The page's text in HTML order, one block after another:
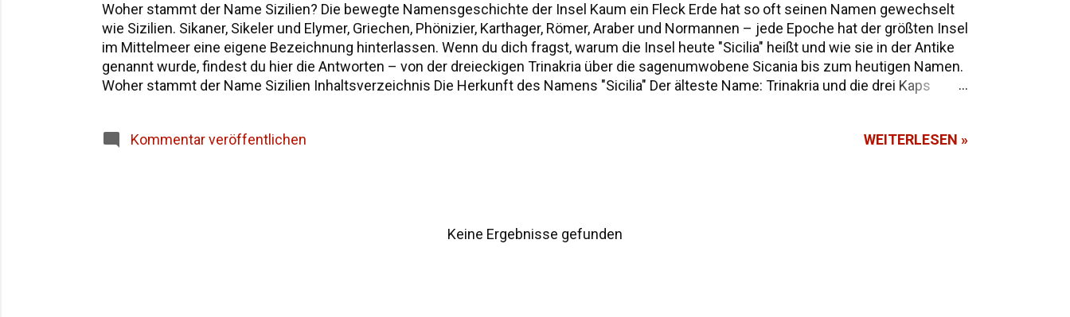
Woher stammt der Name Sizilien? Die bewegte Namensgeschichte der Insel Kaum ein Fleck Erde hat so oft seinen Namen gewechselt
wie Sizilien. Sikaner, Sikeler und Elymer, Griechen, Phönizier, Karthager, Römer, Araber und Normannen – jede Epoche hat der größten Insel
im Mittelmeer eine eigene Bezeichnung hinterlassen. Wenn du dich fragst, warum die Insel heute "Sicilia" heißt und wie sie in der Antike
genannt wurde, findest du hier die Antworten – von der dreieckigen Trinakria über die sagenumwobene Sicania bis zum heutigen Namen.
Woher stammt der Name Sizilien Inhaltsverzeichnis Die Herkunft des Namens "Sicilia" Der älteste Name: Trinakria und die drei Kaps
Kommentar veröffentlichen
WEITERLESEN »
Keine Ergebnisse gefunden